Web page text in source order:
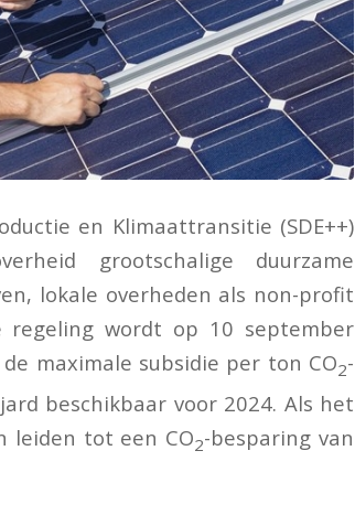
en Klimaattransitie (SDE++)
grootschalige duurzame
lokale overheden als non-profit
regeling wordt op 10 september
maximale subsidie per ton CO2-
beschikbaar voor 2024. Als het
leiden tot een CO2-besparing van